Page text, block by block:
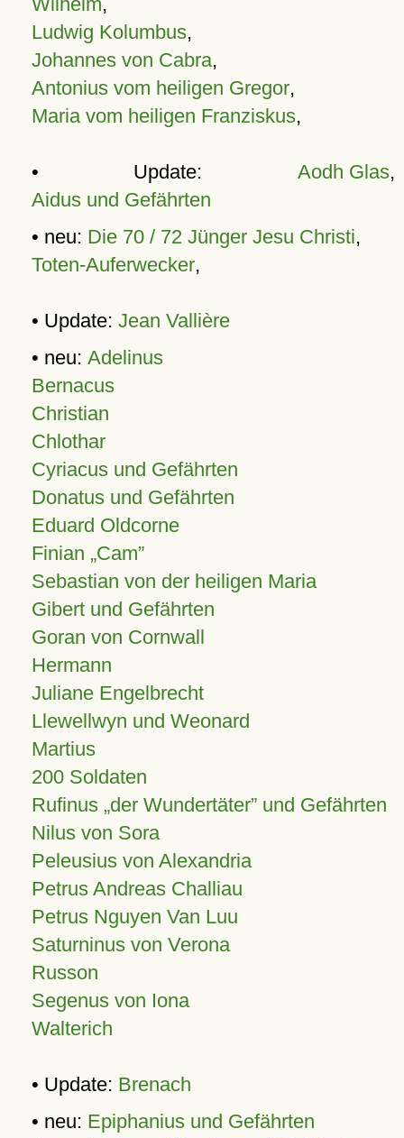
Ludwig Kolumbus,
Johannes von Cabra,
Antonius vom heiligen Gregor,
Maria vom heiligen Franziskus,
• Update: Aodh Glas,
Aidus und Gefährten
• neu: Die 70 / 72 Jünger Jesu Christi,
Toten-Auferwecker,
• Update: Jean Vallière
• neu: Adelinus
Bernacus
Christian
Chlothar
Cyriacus und Gefährten
Donatus und Gefährten
Eduard Oldcorne
Finian Cam
Sebastian von der heiligen Maria
Gibert und Gefährten
Goran von Cornwall
Hermann
Juliane Engelbrecht
Llewellwyn und Weonard
Martius
200 Soldaten
Rufinus „der Wundertäter” und Gefährten
Nilus von Sora
Peleusius von Alexandria
Petrus Andreas Challiau
Petrus Nguyen Van Luu
Saturninus von Verona
Russon
Segenus von Iona
Walterich
• Update: Brenach
• neu: Epiphanius und Gefährten